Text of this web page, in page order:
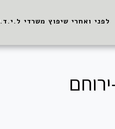
לפני ואחרי שיפוץ משרדי